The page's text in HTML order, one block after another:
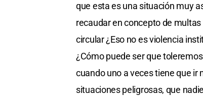
que esta es una situación muy
recaudar en concepto de
circular ¿Eso no es violencia
¿Cómo puede ser que
cuando uno a veces tiene que ir
situaciones peligrosas, que